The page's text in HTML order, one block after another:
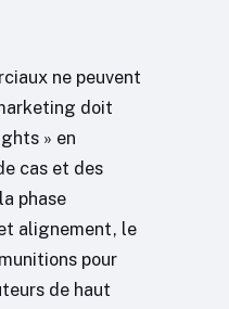
ne peuvent
doit
» en
cas et des
phase
alignement, le
pour
de haut